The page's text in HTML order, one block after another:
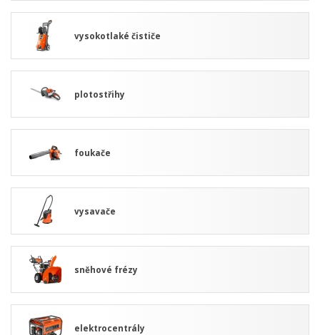
vysokotlaké čističe
plotostřihy
foukače
vysavače
sněhové frézy
elektrocentrály